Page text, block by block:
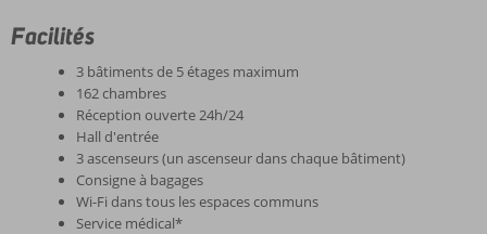
Facilités
3 bâtiments de 5 étages maximum
162 chambres
Réception ouverte 24h/24
Hall d'entrée
3 ascenseurs (un ascenseur dans chaque bâtiment)
Consigne à bagages
Wi-Fi dans tous les espaces communs
Service médical*